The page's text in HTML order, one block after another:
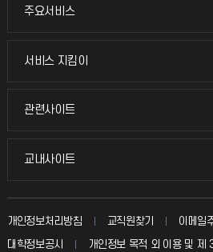
주요서비스
주요서비스
교무회의방송
입학안내
서비스 지킴이
서비스 지킴이
묻고 답하기
칭찬마당
관련사이트
관련사이트
국방헬프콜
교내사이트
교내사이트
교수회
교육혁신본부
개인정보처리방침 교직원찾기
이메일
대학정보공시
개인정보 목적 외 이용 및 제